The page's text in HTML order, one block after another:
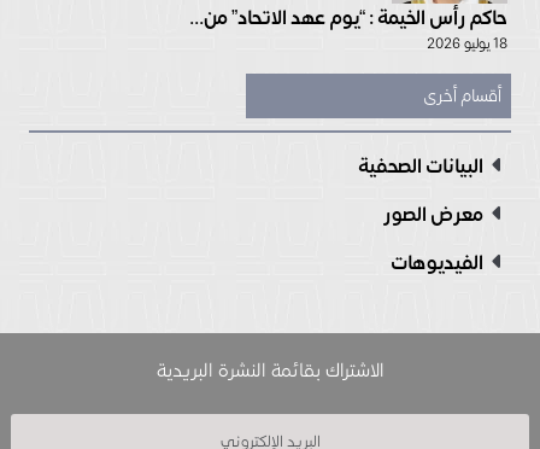
حاكم رأس الخيمة : “يوم عهد الاتحاد” من...
18 يوليو 2026
أقسام أخرى
البيانات الصحفية
معرض الصور
الفيديوهات
الاشتراك بقائمة النشرة البريدية